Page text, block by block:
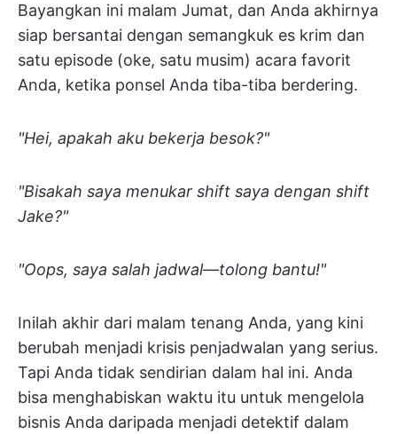
Bayangkan ini malam Jumat, dan Anda akhirnya
siap bersantai dengan semangkuk es krim dan
satu episode (oke, satu musim) acara favorit
Anda, ketika ponsel Anda tiba-tiba berdering.
"Hei, apakah aku bekerja besok?"
"Bisakah saya menukar shift saya dengan shift
Jake?"
"Oops, saya salah jadwal—tolong bantu!"
Inilah akhir dari malam tenang Anda, yang kini
berubah menjadi krisis penjadwalan yang serius.
Tapi Anda tidak sendirian dalam hal ini. Anda
bisa menghabiskan waktu itu untuk mengelola
bisnis Anda daripada menjadi detektif dalam